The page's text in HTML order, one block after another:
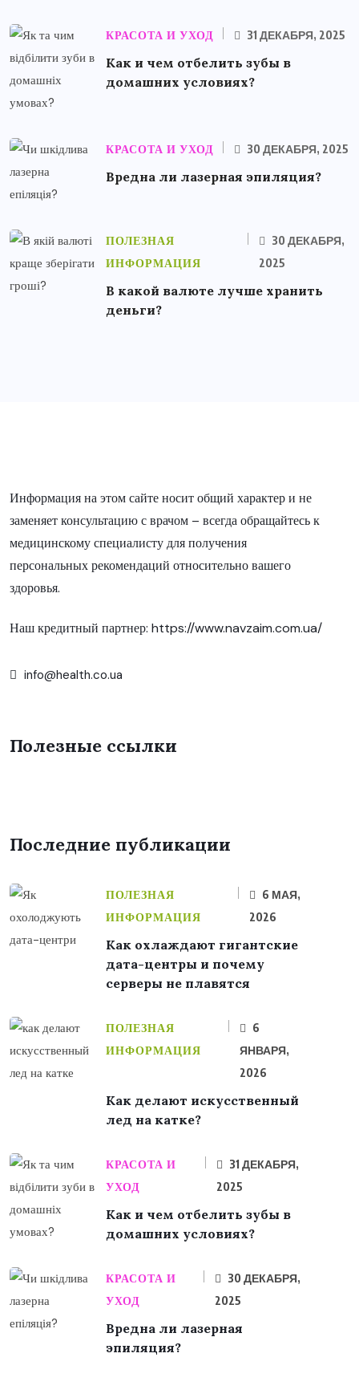
КРАСОТА И УХОД 31 ДЕКАБРЯ, 2025
Как и чем отбелить зубы в
домашних условиях?
КРАСОТА И УХОД 30 ДЕКАБРЯ, 2025
Вредна ли лазерная эпиляция?
ПОЛЕЗНАЯ
ИНФОРМАЦИЯ
30 ДЕКАБРЯ,
2025
В какой валюте лучше хранить
деньги?
Информация на этом сайте носит общий характер и не
заменяет консультацию с врачом – всегда обращайтесь к
медицинскому специалисту для получения
персональных рекомендаций относительно вашего
здоровья.
Наш кредитный партнер: https://www.navzaim.com.ua/
info@health.co.ua
Полезные ссылки
Последние публикации
ПОЛЕЗНАЯ
ИНФОРМАЦИЯ
6 МАЯ,
2026
Как охлаждают гигантские
дата-центры и почему
серверы не плавятся
ПОЛЕЗНАЯ
ИНФОРМАЦИЯ
6
ЯНВАРЯ,
2026
Как делают искусственный
лед на катке?
КРАСОТА И
УХОД
31 ДЕКАБРЯ,
2025
Как и чем отбелить зубы в
домашних условиях?
КРАСОТА И
УХОД
30 ДЕКАБРЯ,
2025
Вредна ли лазерная
эпиляция?